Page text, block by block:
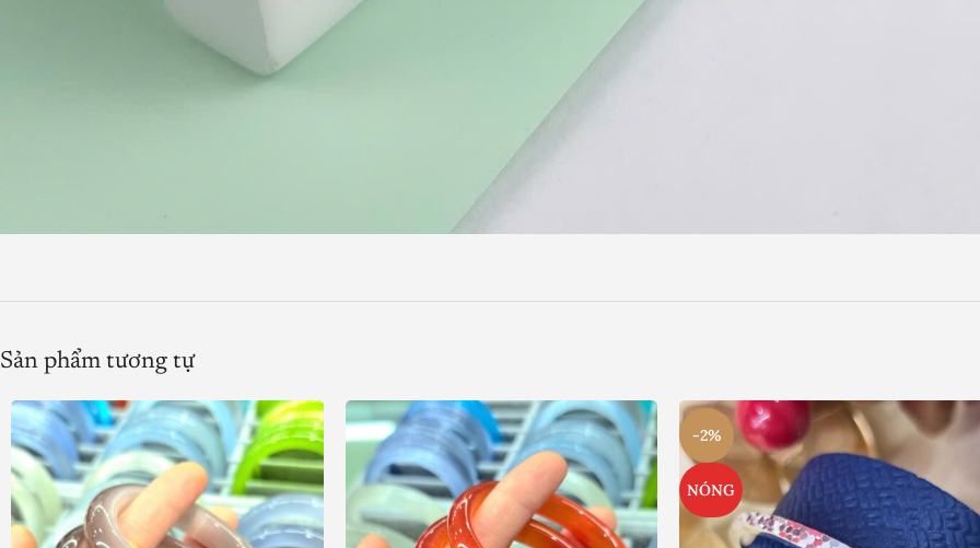
Product Brand:
Product Currency:
Price Valid Until:
Sản phẩm tương tự
-2%
NÓNG